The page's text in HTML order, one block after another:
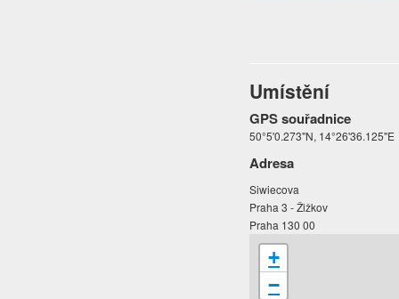
Umístění
GPS souřadnice
50°5'0.273"N, 14°26'36.125"E
Adresa
Siwiecova
Praha 3 - Žižkov
Praha 130 00
+
−